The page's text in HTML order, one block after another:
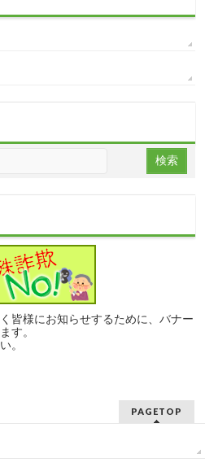
皆様にお知らせするために、バナー
す。
。
PAGETOP